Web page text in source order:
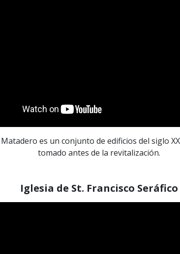
Matadero es un conjunto de edificios del siglo
tomado antes de la revitalización.
Iglesia de St. Francisco Seráfico